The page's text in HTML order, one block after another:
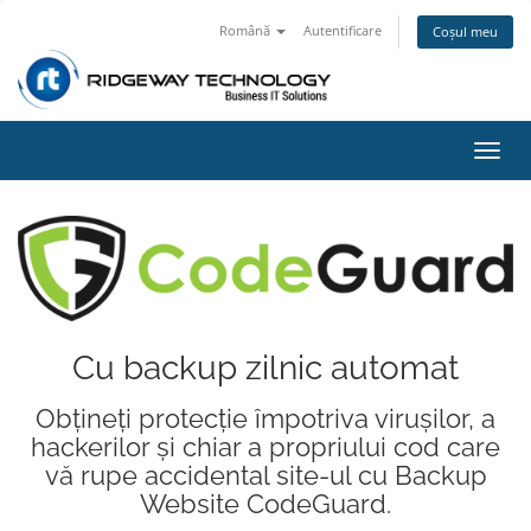
Română Autentificare Coșul meu
Cu backup zilnic automat
Obțineți protecție împotriva virușilor, a
hackerilor și chiar a propriului cod care
vă rupe accidental site-ul cu Backup
Website CodeGuard.